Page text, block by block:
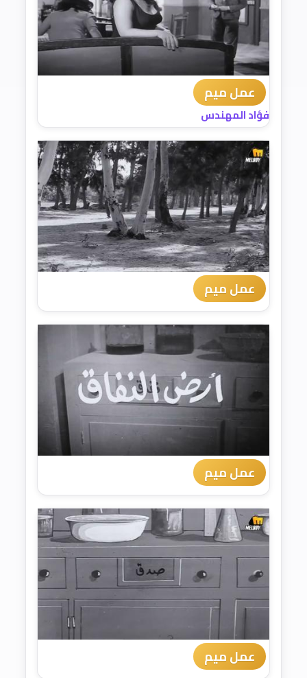
عمل ميم
فؤاد المهندس
عمل ميم
عمل ميم
عمل ميم